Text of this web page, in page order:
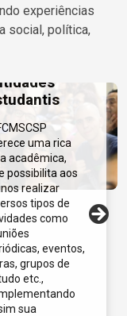
experiências
social, política,
uma rica
acadêmica,
possibilita aos
realizar
tipos de
como
eventos,
grupos de
etc.,
sua